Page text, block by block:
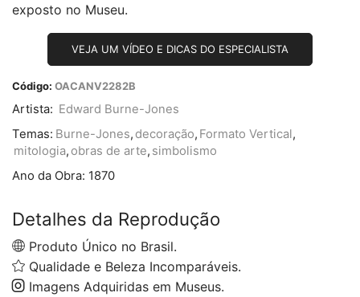
exposto no Museu.
VEJA UM VÍDEO E DICAS DO ESPECIALISTA
Código: OACANV2282B
Artista: Edward Burne-Jones
Temas: Burne-Jones, decoração, Formato Vertical,
mitologia, obras de arte, simbolismo
Ano da Obra: 1870
Detalhes da Reprodução
Produto Único no Brasil.
Qualidade e Beleza Incomparáveis.
Imagens Adquiridas em Museus.